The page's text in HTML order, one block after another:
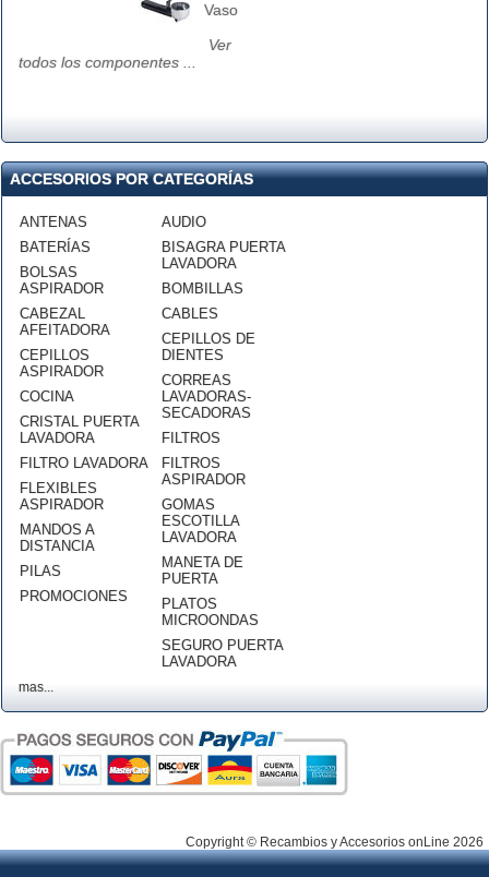
Vaso
Ver
todos los componentes ...
ACCESORIOS POR CATEGORÍAS
ANTENAS
BATERÍAS
BOLSAS
ASPIRADOR
CABEZAL
AFEITADORA
CEPILLOS
ASPIRADOR
COCINA
CRISTAL PUERTA
LAVADORA
FILTRO LAVADORA
FLEXIBLES
ASPIRADOR
MANDOS A
DISTANCIA
PILAS
PROMOCIONES
AUDIO
BISAGRA PUERTA
LAVADORA
BOMBILLAS
CABLES
CEPILLOS DE
DIENTES
CORREAS
LAVADORAS-
SECADORAS
FILTROS
FILTROS
ASPIRADOR
GOMAS
ESCOTILLA
LAVADORA
MANETA DE
PUERTA
PLATOS
MICROONDAS
SEGURO PUERTA
LAVADORA
mas...
Copyright © Recambios y Accesorios onLine 2026